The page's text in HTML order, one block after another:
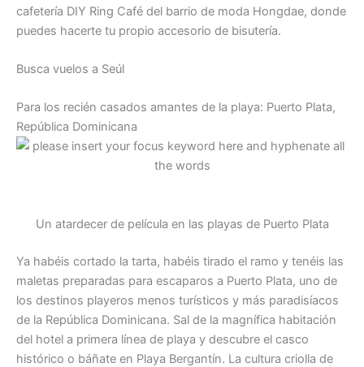
cafetería DIY Ring Café del barrio de moda Hongdae, donde
puedes hacerte tu propio accesorio de bisutería.
Busca vuelos a Seúl
Para los recién casados amantes de la playa: Puerto Plata,
República Dominicana
Un atardecer de película en las playas de Puerto Plata
Ya habéis cortado la tarta, habéis tirado el ramo y tenéis las
maletas preparadas para escaparos a Puerto Plata, uno de
los destinos playeros menos turísticos y más paradisíacos
de la República Dominicana. Sal de la magnífica habitación
del hotel a primera línea de playa y descubre el casco
histórico o báñate en Playa Bergantín. La cultura criolla de